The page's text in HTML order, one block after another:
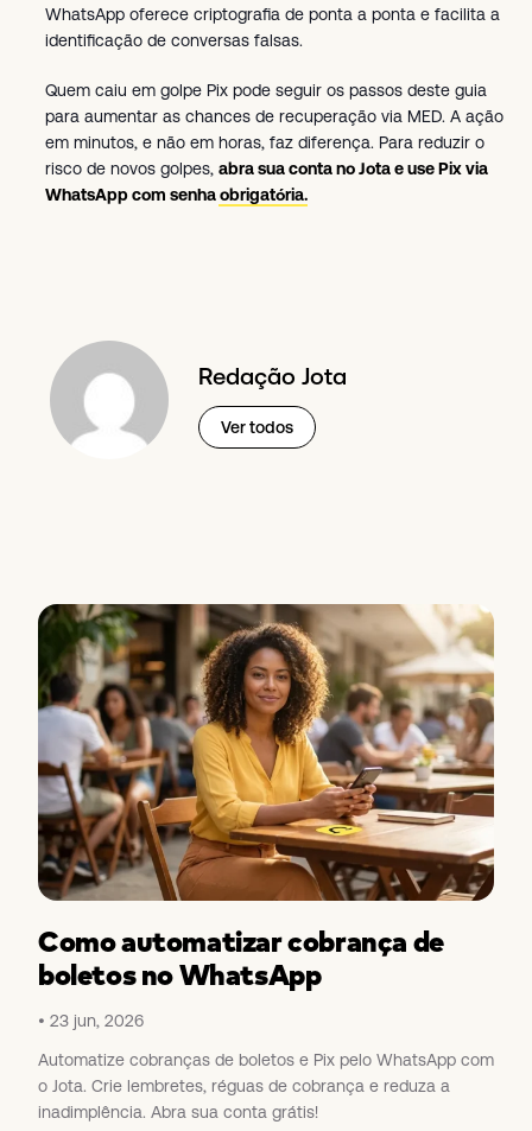
WhatsApp oferece criptografia de ponta a ponta e facilita a
identificação de conversas falsas.
Quem caiu em golpe Pix pode seguir os passos deste guia
para aumentar as chances de recuperação via MED. A ação
em minutos, e não em horas, faz diferença. Para reduzir o
risco de novos golpes, abra sua conta no Jota e use Pix via
WhatsApp com senha obrigatória.
Redação Jota
Ver todos
Como automatizar cobrança de
boletos no WhatsApp
23 jun, 2026
Automatize cobranças de boletos e Pix pelo WhatsApp com
o Jota. Crie lembretes, réguas de cobrança e reduza a
inadimplência. Abra sua conta grátis!